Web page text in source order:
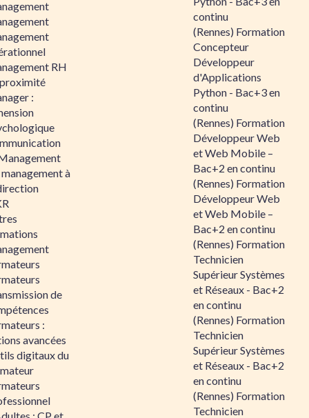
RH
:
à
de
:
avancées
digitaux du
continu
(Rennes) Formation
Concepteur
Développeur
d'Applications
Python - Bac+3 en
continu
(Rennes) Formation
Développeur Web
et Web Mobile –
Bac+2 en continu
(Rennes) Formation
Développeur Web
et Web Mobile –
Bac+2 en continu
(Rennes) Formation
Technicien
Supérieur Systèmes
et Réseaux - Bac+2
en continu
(Rennes) Formation
Technicien
Supérieur Systèmes
et Réseaux - Bac+2
en continu
(Rennes) Formation
Technicien